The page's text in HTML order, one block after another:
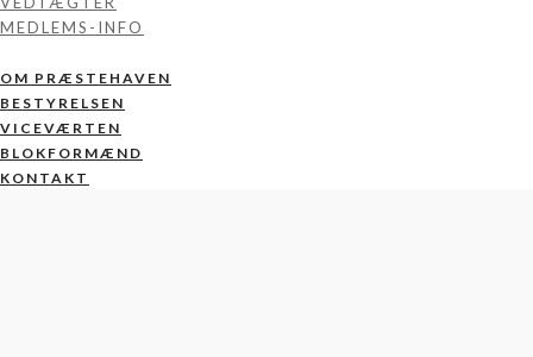
MEDLEMS-INFO
OM PRÆSTEHAVEN
BESTYRELSEN
VICEVÆRTEN
BLOKFORMÆND
KONTAKT